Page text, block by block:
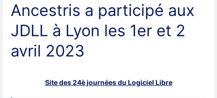
Ancestris a participé aux
JDLL à Lyon les 1er et 2
avril 2023
Site des 24è journées du Logiciel Libre